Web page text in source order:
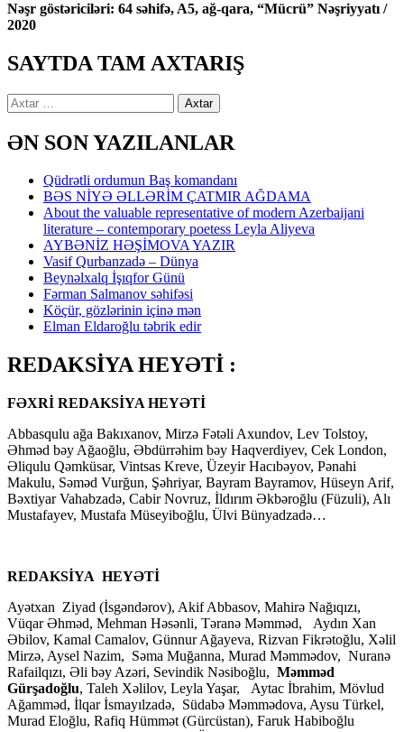
Nəşr göstəriciləri: 64 səhifə, A5, ağ-qara, “Mücrü” Nəşriyyatı /
2020
SAYTDA TAM AXTARIŞ
Axtarış:
ƏN SON YAZILANLAR
Qüdrətli ordumun Baş komandanı
BƏS NİYƏ ƏLLƏRİM ÇATMIR AĞDAMA
About the valuable representative of modern Azerbaijani
literature – contemporary poetess Leyla Aliyeva
AYBƏNİZ HƏŞİMOVA YAZIR
Vasif Qurbanzadə – Dünya
Beynəlxalq İşıqfor Günü
Fərman Salmanov səhifəsi
Köçür, gözlərinin içinə mən
Elman Eldaroğlu təbrik edir
REDAKSİYA HEYƏTİ :
FƏXRİ REDAKSİYA HEYƏTİ
Abbasqulu ağa Bakıxanov, Mirzə Fətəli Axundov, Lev Tolstoy,
Əhməd bəy Ağaoğlu, Əbdürrəhim bəy Haqverdiyev, Cek London,
Əliqulu Qəmküsar, Vintsas Kreve, Üzeyir Hacıbəyov, Pənahi
Makulu, Səməd Vurğun, Şəhriyar, Bayram Bayramov, Hüseyn Arif,
Bəxtiyar Vahabzadə, Cabir Novruz, İldırım Əkbəroğlu (Füzuli), Alı
Mustafayev, Mustafa Müseyiboğlu, Ülvi Bünyadzadə…
REDAKSİYA HEYƏTİ
Ayətxan Ziyad (İsgəndərov), Akif Abbasov, Mahirə Nağıqızı,
Vüqar Əhməd, Mehman Həsənli, Təranə Məmməd, Aydın Xan
Əbilov, Kamal Camalov, Günnur Ağayeva, Rizvan Fikrətoğlu, Xəlil
Mirzə, Aysel Nazim, Səma Muğanna, Murad Məmmədov, Nuranə
Rafailqızı, Əli bəy Azəri, Sevindik Nəsiboğlu, Məmməd
Gürşadoğlu, Taleh Xəlilov, Leyla Yaşar, Aytac İbrahim, Mövlud
Ağamməd, İlqar İsmayılzadə, Südabə Məmmədova, Aysu Türkel,
Murad Eloğlu, Rafiq Hümmət (Gürcüstan), Faruk Habiboğlu